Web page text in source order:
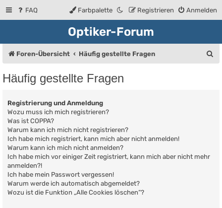
FAQ Anmelden
Registrieren
Farbpalette
Optiker-Forum
Foren-Übersicht Häufig gestellte Fragen
Häufig gestellte Fragen
Registrierung und Anmeldung
Wozu muss ich mich registrieren?
Was ist COPPA?
Warum kann ich mich nicht registrieren?
Ich habe mich registriert, kann mich aber nicht anmelden!
Warum kann ich mich nicht anmelden?
Ich habe mich vor einiger Zeit registriert, kann mich aber nicht mehr
anmelden?!
Ich habe mein Passwort vergessen!
Warum werde ich automatisch abgemeldet?
Wozu ist die Funktion „Alle Cookies löschen“?